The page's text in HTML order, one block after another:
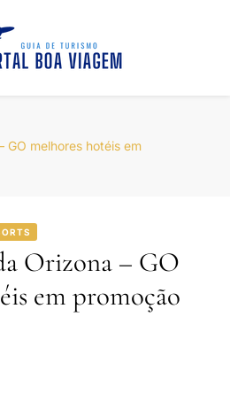
GO melhores hotéis em
Orizona – GO
em promoção